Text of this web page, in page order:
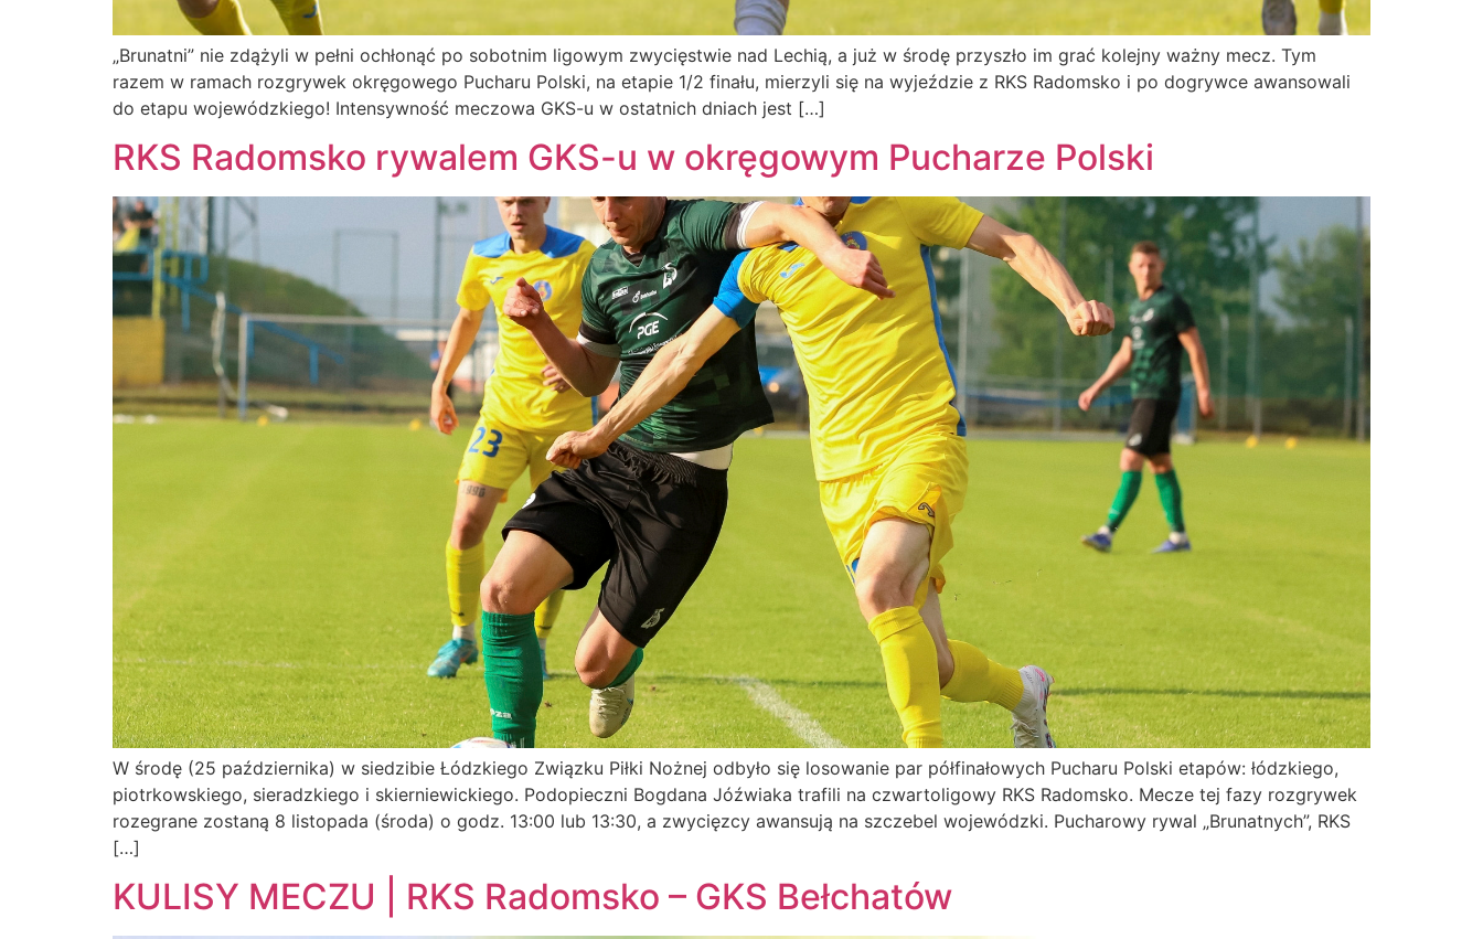
„Brunatni” nie zdążyli w pełni ochłonąć po sobotnim ligowym zwycięstwie nad Lechią, a już w środę przyszło im grać kolejny ważny mecz. Tym
razem w ramach rozgrywek okręgowego Pucharu Polski, na etapie 1/2 finału, mierzyli się na wyjeździe z RKS Radomsko i po dogrywce awansowali
do etapu wojewódzkiego! Intensywność meczowa GKS-u w ostatnich dniach jest […]
RKS Radomsko rywalem GKS-u w okręgowym Pucharze Polski
W środę (25 października) w siedzibie Łódzkiego Związku Piłki Nożnej odbyło się losowanie par półfinałowych Pucharu Polski etapów: łódzkiego,
piotrkowskiego, sieradzkiego i skierniewickiego. Podopieczni Bogdana Jóźwiaka trafili na czwartoligowy RKS Radomsko. Mecze tej fazy rozgrywek
rozegrane zostaną 8 listopada (środa) o godz. 13:00 lub 13:30, a zwycięzcy awansują na szczebel wojewódzki. Pucharowy rywal „Brunatnych”, RKS
[…]
KULISY MECZU | RKS Radomsko – GKS Bełchatów